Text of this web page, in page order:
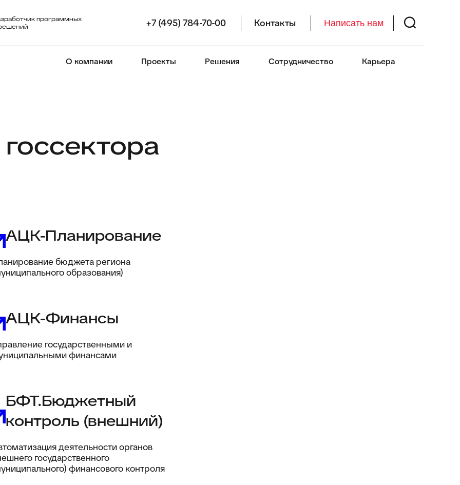
программных
+7 (495) 784-70-00 Контакты Написать нам
О компании Проекты Решения Сотрудничество Карьера
АЦК-Планирование
бюджета региона
образования)
АЦК-Финансы
государственными и
финансами
БФТ.Бюджетный
контроль (внешний)
деятельности органов
государственного
финансового контроля